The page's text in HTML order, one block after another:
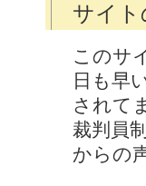
サイト
このサ
日も早
されて
裁判員
からの